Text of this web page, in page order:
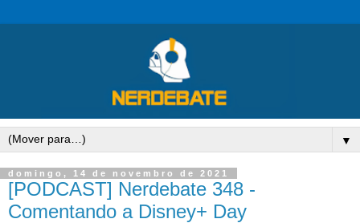
▼
domingo, 14 de novembro de 2021
[PODCAST] Nerdebate 348 -
Comentando a Disney+ Day